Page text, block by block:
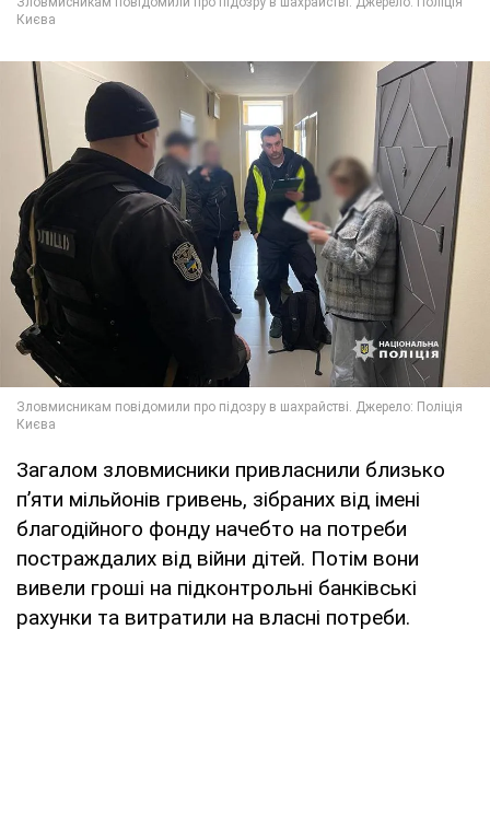
Загалом зловмисники привласнили близько
п’яти мільйонів гривень, зібраних від імені
благодійного фонду начебто на потреби
постраждалих від війни дітей. Потім вони
вивели гроші на підконтрольні банківські
рахунки та витратили на власні потреби.